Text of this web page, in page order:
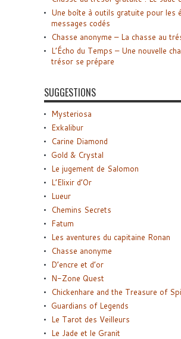
Une boîte à outils gratuite pour les
messages codés
Chasse anonyme – La chasse au
L’Écho du Temps – Une nouvelle
trésor se prépare
SUGGESTIONS
Mysteriosa
Exkalibur
Carine Diamond
Gold & Crystal
Le jugement de Salomon
L’Elixir d’Or
Lueur
Chemins Secrets
Fatum
Les aventures du capitaine Ronan
Chasse anonyme
D’encre et d’or
N-Zone Quest
Chickenhare and the Treasure of
Guardians of Legends
Le Tarot des Veilleurs
Le Jade et le Granit